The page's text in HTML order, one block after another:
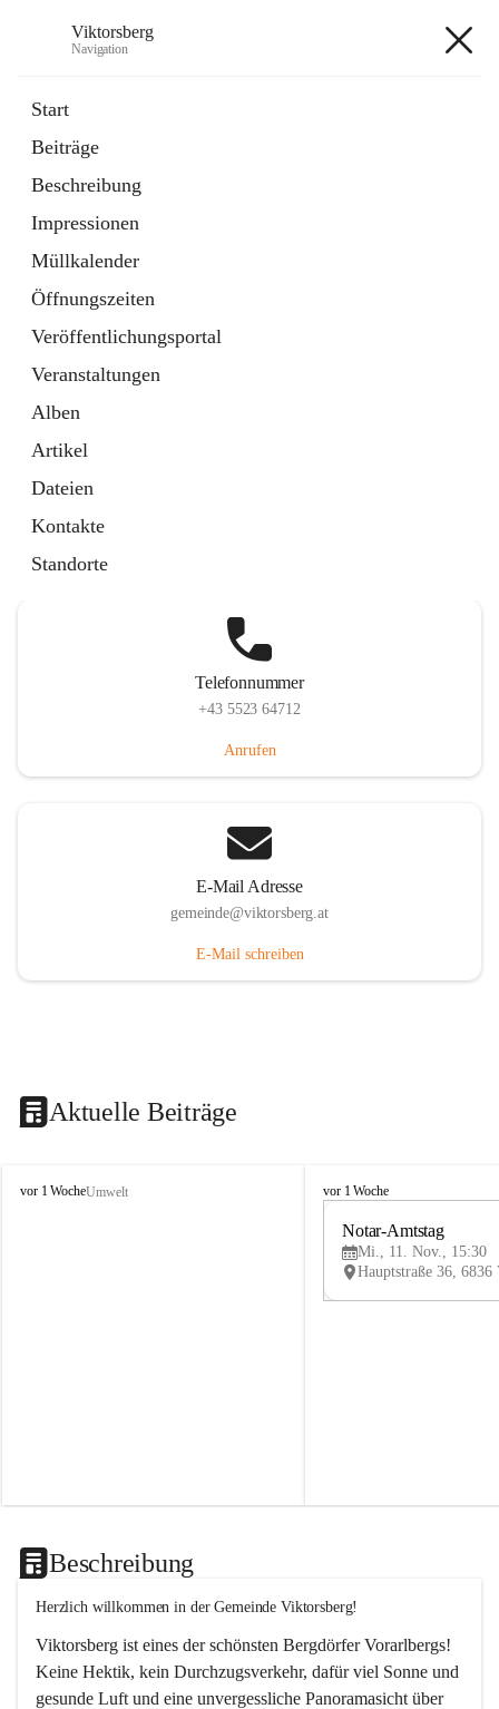
Viktorsberg
Navigation
Start
Beiträge
Beschreibung
Impressionen
Müllkalender
Öffnungszeiten
Veröffentlichungsportal
Veranstaltungen
Alben
Artikel
Dateien
Kontakte
Standorte
1 Schnellzugriff
Bürgerservice
10 Schnellzugriffe
Telefonnummer
+43 5523 64712
Anrufen
E-Mail Adresse
gemeinde@viktorsberg.at
E-Mail schreiben
Aktuelle Beiträge
V
vor 1 WocheUmwelt
V
vor 1 Woche
Notar-Amtstag
Mi., 11. Nov., 15:30
Beschreibung
Herzlich willkommen in der Gemeinde Viktorsberg!
Viktorsberg ist eines der schönsten Bergdörfer Vorarlbergs!
Keine Hektik, kein Durchzugsverkehr, dafür viel Sonne und
gesunde Luft und eine unvergessliche Panoramasicht über